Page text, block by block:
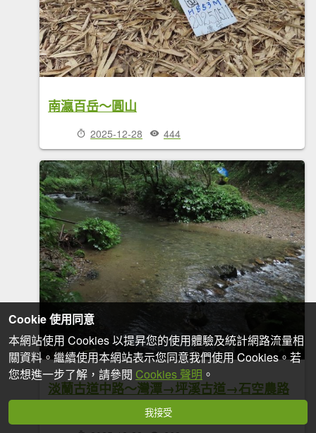
南瀛百岳～圓山
2025-12-28 444
淡蘭古道中路～灣潭→坪溪古道→石空農路
Cookie 使用同意
本網站使用 Cookies 以提昇您的使用體驗及統計網路流量相
關資料。繼續使用本網站表示您同意我們使用 Cookies。若
您想進一步了解，請參閱 Cookies 聲明 。
我接受